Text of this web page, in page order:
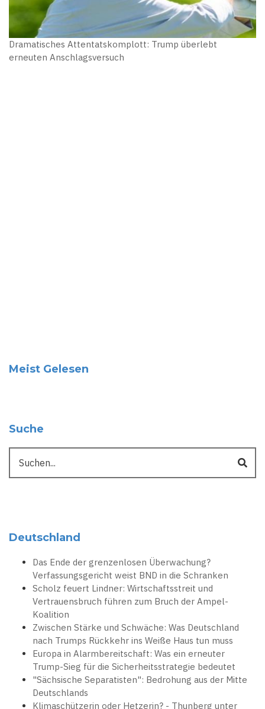
Dramatisches Attentatskomplott: Trump überlebt
erneuten Anschlagsversuch
Meist Gelesen
Suche
Deutschland
Das Ende der grenzenlosen Überwachung?
Verfassungsgericht weist BND in die Schranken
Scholz feuert Lindner: Wirtschaftsstreit und
Vertrauensbruch führen zum Bruch der Ampel-
Koalition
Zwischen Stärke und Schwäche: Was Deutschland
nach Trumps Rückkehr ins Weiße Haus tun muss
Europa in Alarmbereitschaft: Was ein erneuter
Trump-Sieg für die Sicherheitsstrategie bedeutet
"Sächsische Separatisten": Bedrohung aus der Mitte
Deutschlands
Klimaschützerin oder Hetzerin? - Thunberg unter